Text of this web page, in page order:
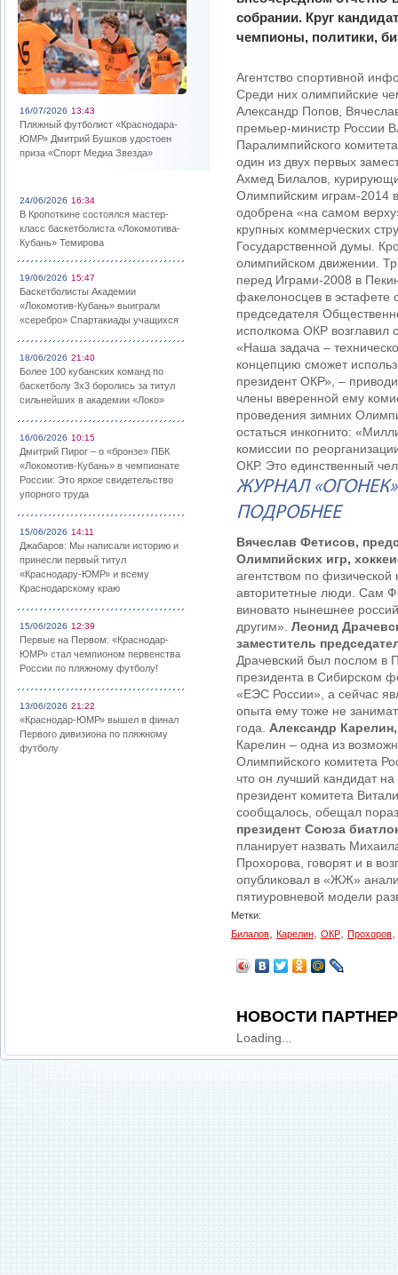
16/07/2026 13:43
Пляжный футболист «Краснодара-
ЮМР» Дмитрий Бушков удостоен
приза «Спорт Медиа Звезда»
24/06/2026 16:34
В Кропоткине состоялся мастер-
класс баскетболиста «Локомотива-
Кубань» Темирова
19/06/2026 15:47
Баскетболисты Академии
«Локомотив-Кубань» выиграли
«серебро» Спартакиады учащихся
18/06/2026 21:40
Более 100 кубанских команд по
баскетболу 3х3 боролись за титул
сильнейших в академии «Локо»
16/06/2026 10:15
Дмитрий Пирог – о «бронзе» ПБК
«Локомотив-Кубань» в чемпионате
России: Это яркое свидетельство
упорного труда
15/06/2026 14:11
Джабаров: Мы написали историю и
принесли первый титул
«Краснодару-ЮМР» и всему
Краснодарскому краю
15/06/2026 12:39
Первые на Первом: «Краснодар-
ЮМР» стал чемпионом первенства
России по пляжному футболу!
13/06/2026 21:22
«Краснодар-ЮМР» вышел в финал
Первого дивизиона по пляжному
футболу
собрании. Круг
чемпионы, политики,
Агентство спортивной
Среди них олимпийские
Александр Попов,
премьер-министр России
Паралимпийского
один из двух первых
Ахмед Билалов,
Олимпийским играм-2014
одобрена «на самом
крупных коммерческих
Государственной думы.
олимпийском движении.
перед Играми-2008 в
факелоносцев в эстафете
председателя
исполкома ОКР возглавил
«Наша задача –
концепцию сможет
президент ОКР», –
члены вверенной ему
проведения зимних
остаться инкогнито:
комиссии по
ОКР. Это единственный
ЖУРНАЛ
ПОДРОБНЕЕ
Вячеслав Фетисов,
Олимпийских игр,
агентством по физической
авторитетные люди. Сам
виновато нынешнее
другим». Леонид
заместитель
Драчевский был послом в
президента в Сибирском
«ЕЭС России», а сейчас
опыта ему тоже не
года. Александр
Карелин – одна из
Олимпийского комитета
что он лучший кандидат
президент комитета
сообщалось, обещал
президент Союза
планирует назвать
Прохорова, говорят и в
опубликовал в «ЖЖ»
пятиуровневой модели
Метки:
Билалов
Карелин ОКР Прохоров
НОВОСТИ
Loading...